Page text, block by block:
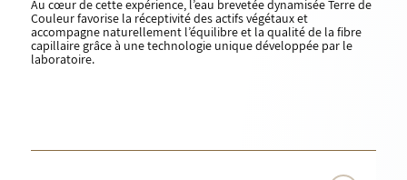
Au cœur de cette expérience, l’eau brevetée dynamisée Terre de
Couleur favorise la réceptivité des actifs végétaux et
accompagne naturellement l’équilibre et la qualité de la fibre
capillaire grâce à une technologie unique développée par le
laboratoire.